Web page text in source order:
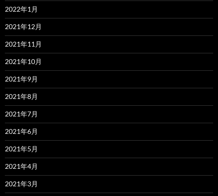
2022年1月
2021年12月
2021年11月
2021年10月
2021年9月
2021年8月
2021年7月
2021年6月
2021年5月
2021年4月
2021年3月